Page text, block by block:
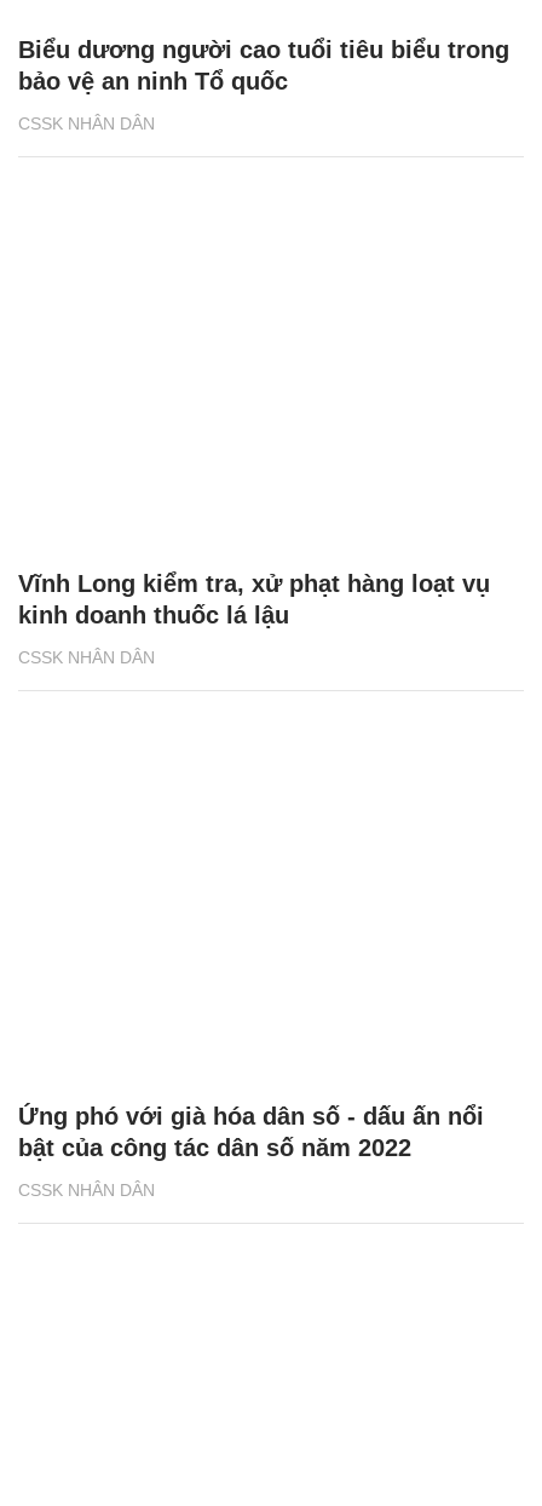
CSSK NHÂN DÂN
Biểu dương người cao tuổi tiêu biểu trong
bảo vệ an ninh Tổ quốc
CSSK NHÂN DÂN
Vĩnh Long kiểm tra, xử phạt hàng loạt vụ
kinh doanh thuốc lá lậu
CSSK NHÂN DÂN
Ứng phó với già hóa dân số - dấu ấn nổi
bật của công tác dân số năm 2022